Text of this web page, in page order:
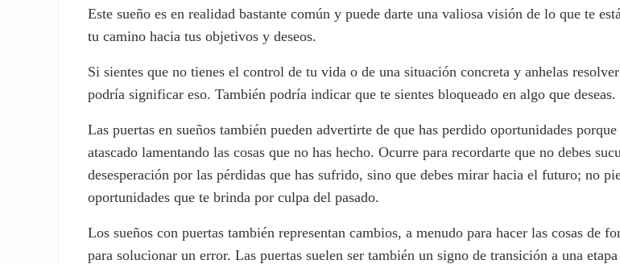
Este sueño es en realidad bastante común y puede darte una valiosa visión de lo que te
tu camino hacia tus objetivos y deseos.
Si sientes que no tienes el control de tu vida o de una situación concreta y anhelas
podría significar eso. También podría indicar que te sientes bloqueado en algo que deseas.
Las puertas en sueños también pueden advertirte de que has perdido oportunidades porque
atascado lamentando las cosas que no has hecho. Ocurre para recordarte que no debes
desesperación por las pérdidas que has sufrido, sino que debes mirar hacia el futuro; no
oportunidades que te brinda por culpa del pasado.
Los sueños con puertas también representan cambios, a menudo para hacer las cosas de
para solucionar un error. Las puertas suelen ser también un signo de transición a una